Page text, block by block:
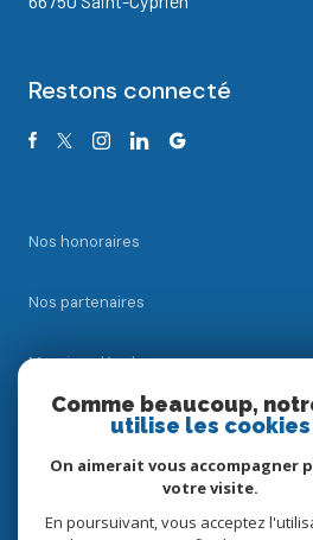
Restons connecté
Nos honoraires
Nos partenaires
Mentions légales
Comme beaucoup,
utilise les cookies
On aimerait vous accompagner
votre visite.
En poursuivant, vous acceptez